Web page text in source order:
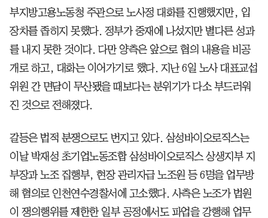
부지방고용노동청 주관으로 노사정 대화를 진행했지만, 입
장차를 좁히지 못했다. 정부가 중재에 나섰지만 별다른 성과
를 내지 못한 것이다. 다만 양측은 앞으로 협의 내용을 비공
개로 하고, 대화는 이어가기로 했다. 지난 6일 노사 대표교섭
위원 간 면담이 무산됐을 때보다는 분위기가 다소 부드러워
진 것으로 전해졌다.
갈등은 법적 분쟁으로도 번지고 있다. 삼성바이오로직스는
이날 박재성 초기업노동조합 삼성바이오로직스 상생지부 지
부장과 노조 집행부, 현장 관리자급 노조원 등 6명을 업무방
해 혐의로 인천연수경찰서에 고소했다. 사측은 노조가 법원
이 쟁의행위를 제한한 일부 공정에서도 파업을 강행해 업무